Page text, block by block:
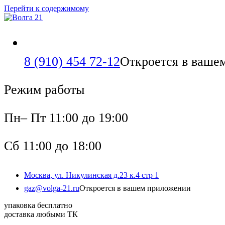
Перейти к содержимому
8 (910) 454 72-12Откроется в
Режим работы
Пн– Пт 11:00 до 19:00
Сб 11:00 до 18:00
Москва, ул. Никулинская д.23 к.4 стр 1
gaz@volga-21.ruОткроется в вашем приложении
упаковка бесплатно
доставка любыми ТК